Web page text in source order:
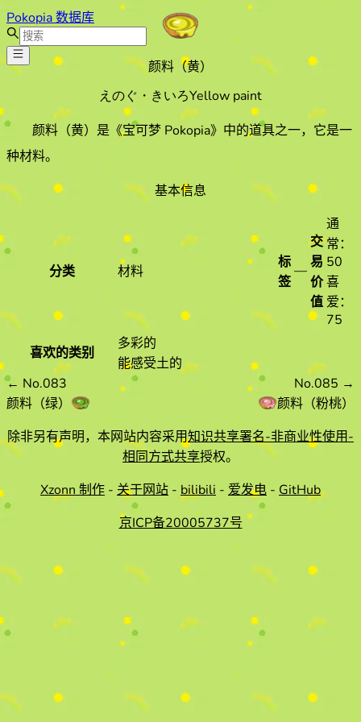
Pokopia 数据库
颜料（黄）
えのぐ・きいろYellow paint
颜料（黄） 是《宝可梦 Pokopia》中的道具之一，它是一
种材料。
基本信息
分类 材料
标
签
—
交
易
价
值
通
常：
50
喜
爱：
75
喜欢的类别
多彩的
能感受土的
← No.083
颜料（绿）
No.085 →
颜料（粉桃）
除非另有声明，本网站内容采用知识共享署名-非商业性使用-
相同方式共享授权。
Xzonn 制作 - 关于网站 - bilibili - 爱发电 - GitHub
京ICP备20005737号